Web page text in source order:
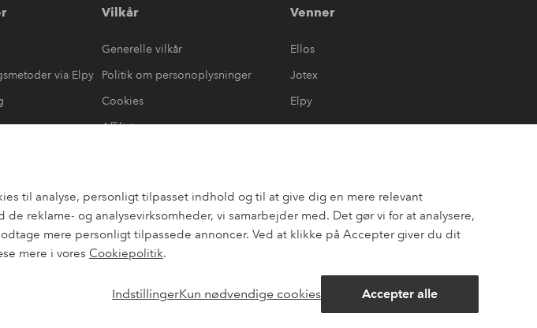
til analyse, personligt tilpasset indhold og til at give dig en mere relevant
reklame- og analysevirksomheder, vi samarbejder med. Det gør vi for at analysere,
mere personligt tilpassede annoncer. Ved at klikke på Accepter giver du dit
mere i vores Cookiepolitik.
Accepter alle
Kun nødvendige cookies
Indstillinger
via Elpy
Vilkår
Generelle vilkår
Politik om personoplysninger
Cookies
Affiliate
Venner
Ellos
Jotex
Elpy
InstagramFacebookPinterestYoutube